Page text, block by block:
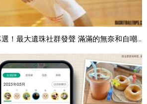
！最大遺珠社群發聲 滿滿的無奈和自嘲...